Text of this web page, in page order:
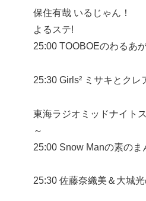
保住有哉 いるじゃん！
よるステ!
25:00 TOOBOEのわるあ
25:30 Girls² ミサキとクレ
東海ラジオミッドナイト
～
25:00 Snow Manの素のま
25:30 佐藤奈織美＆大城